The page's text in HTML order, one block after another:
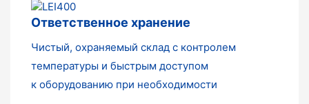
Ответственное хранение
Чистый, охраняемый склад с контролем
температуры и быстрым доступом
к оборудованию при необходимости